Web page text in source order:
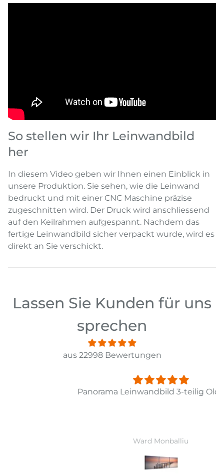
So stellen wir Ihr Leinwandbild
her
In diesem Video geben wir Ihnen einen Einblick in
unsere Produktion. Sie sehen, wie die Leinwand
bedruckt und mit einer CNC Maschine präzise
zugeschnitten wird. Der Druck wird anschliessend
auf den Keilrahmen aufgespannt. Nachdem das
fertige Leinwandbild sicher verpackt wurde, wird es
direkt an Sie verschickt.
Lassen Sie Kunden für uns
sprechen
aus 22998 Bewertungen
Panorama Leinwandbild 3-teilig Old Pier Ii
Ward Monballiu